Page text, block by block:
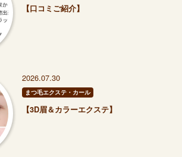
【口コミご紹介】
2026.07.30
まつ毛エクステ・カール
【3D眉＆カラーエクステ】